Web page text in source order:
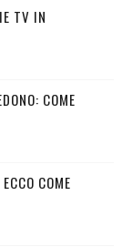
TV IN
COME
COME